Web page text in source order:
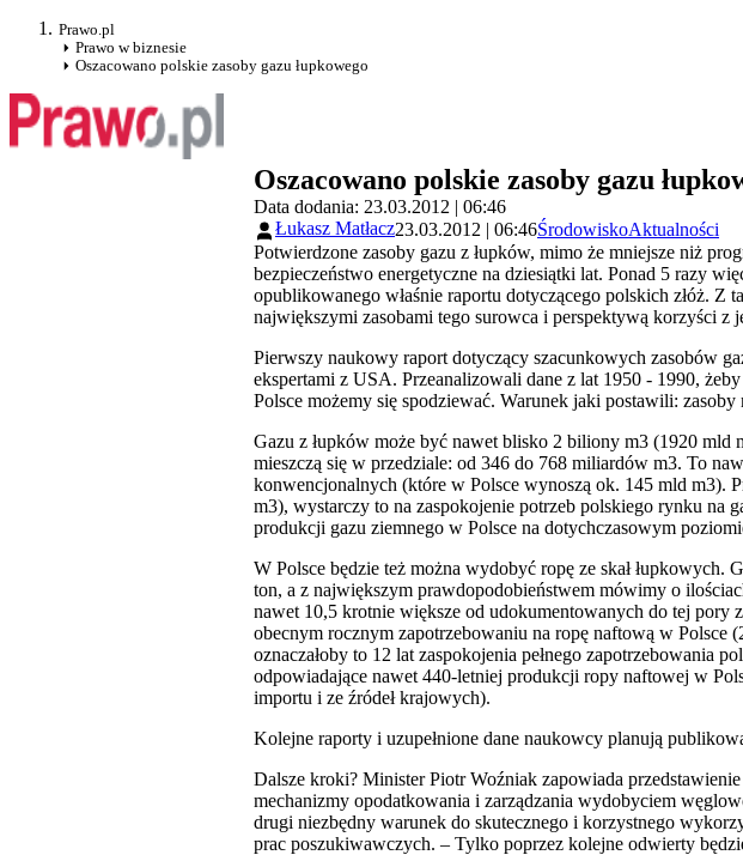
Prawo.pl
Prawo w biznesie
Oszacowano polskie zasoby gazu łupkowego
Oszacowano polskie zasoby gazu
Data dodania: 23.03.2012 | 06:46
Łukasz Matłacz23.03.2012 | 06:46ŚrodowiskoAktualności
Potwierdzone zasoby gazu z łupków, mimo że mniejsze niż
bezpieczeństwo energetyczne na dziesiątki lat. Ponad 5 razy
opublikowanego właśnie raportu dotyczącego polskich złóż.
największymi zasobami tego surowca i perspektywą korzyści z
Pierwszy naukowy raport dotyczący szacunkowych zasobów
ekspertami z USA. Przeanalizowali dane z lat 1950 - 1990,
Polsce możemy się spodziewać. Warunek jaki postawili:
Gazu z łupków może być nawet blisko 2 biliony m3 (1920 mld
mieszczą się w przedziale: od 346 do 768 miliardów m3. To
konwencjonalnych (które w Polsce wynoszą ok. 145 mld m3).
m3), wystarczy to na zaspokojenie potrzeb polskiego rynku na
produkcji gazu ziemnego w Polsce na dotychczasowym
W Polsce będzie też można wydobyć ropę ze skał
ton, a z największym prawdopodobieństwem mówimy o
nawet 10,5 krotnie większe od udokumentowanych do tej pory
obecnym rocznym zapotrzebowaniu na ropę naftową w Polsce
oznaczałoby to 12 lat zaspokojenia pełnego zapotrzebowania
odpowiadające nawet 440-letniej produkcji ropy naftowej w
importu i ze źródeł krajowych).
Kolejne raporty i uzupełnione dane naukowcy planują
Dalsze kroki? Minister Piotr Woźniak zapowiada
mechanizmy opodatkowania i zarządzania wydobyciem
drugi niezbędny warunek do skutecznego i korzystnego
prac poszukiwawczych. – Tylko poprzez kolejne odwierty